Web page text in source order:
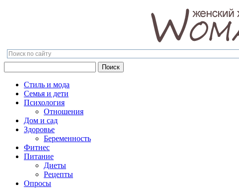
Поиск
Стиль и мода
Семья и дети
Психология
Отношения
Дом и сад
Здоровье
Беременность
Фитнес
Питание
Диеты
Рецепты
Опросы